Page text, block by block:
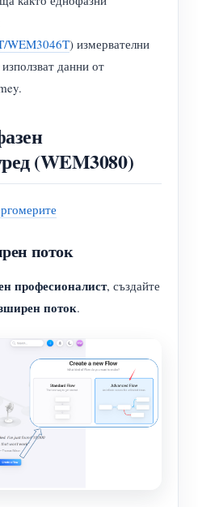
WEM3046T) измервателни
данни от
(WEM3080)
поток
професионалист, създайте
поток.